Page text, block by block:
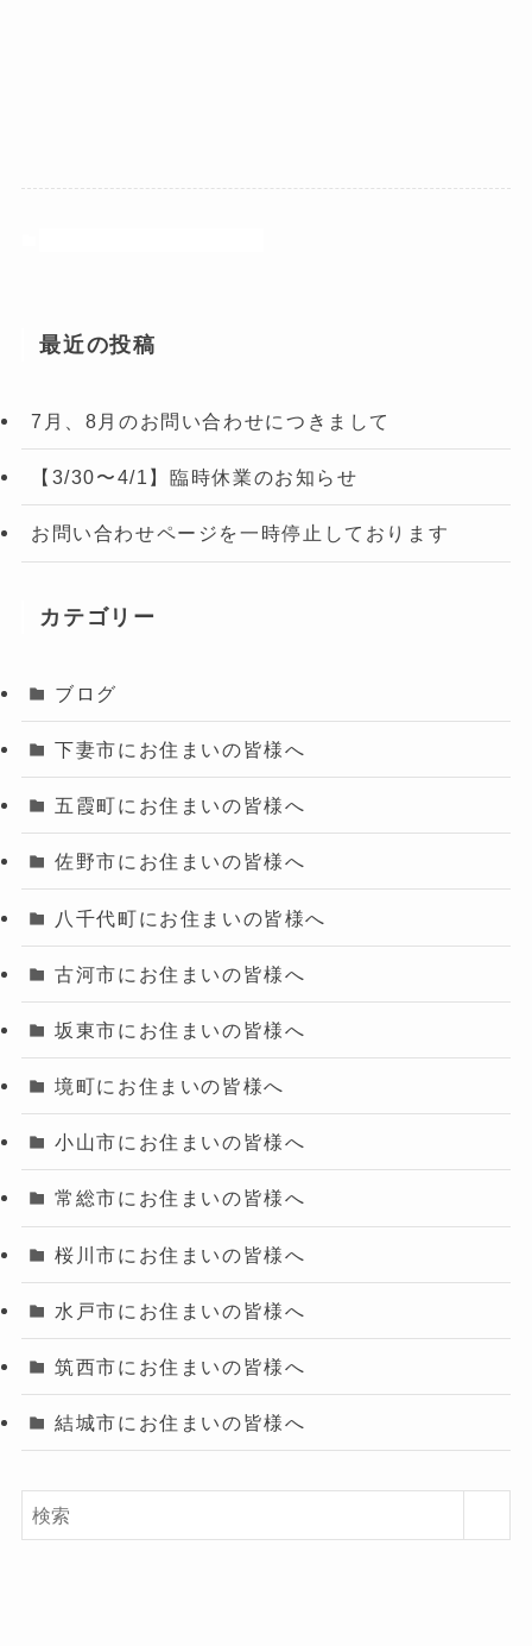
最近の投稿
7月、8月のお問い合わせにつきまして
【3/30〜4/1】臨時休業のお知らせ
お問い合わせページを一時停止しております
カテゴリー
ブログ
下妻市にお住まいの皆様へ
五霞町にお住まいの皆様へ
佐野市にお住まいの皆様へ
八千代町にお住まいの皆様へ
古河市にお住まいの皆様へ
坂東市にお住まいの皆様へ
境町にお住まいの皆様へ
小山市にお住まいの皆様へ
常総市にお住まいの皆様へ
桜川市にお住まいの皆様へ
水戸市にお住まいの皆様へ
筑西市にお住まいの皆様へ
結城市にお住まいの皆様へ